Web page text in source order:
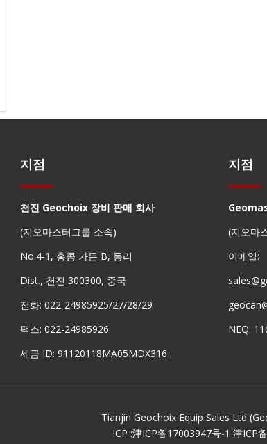
지점
천진 Geochoix 장비 판매 회사
(지오마스터그룹 소속)
No.4-1, 홍콩 가든 B, 동리
Dist., 천진 300300, 중국
전화: 022-24985925/27/28/29
팩스: 022-24985926
세금 ID: 91120118MA05MDX316
지점
(지오마
이메일:
NEQ:
Tianjin Geochoix Equip Sales Ltd
ICP :津ICP备17003947号-1 津ICP